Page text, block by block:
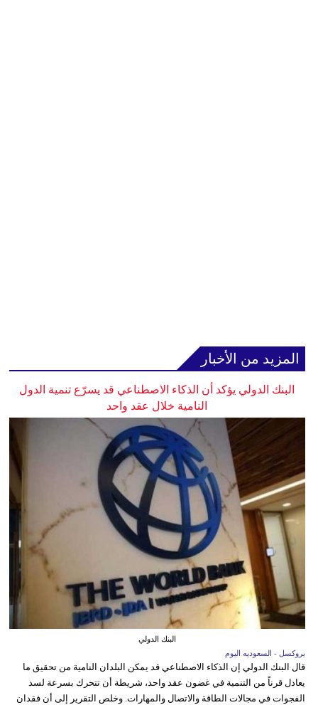
المزيد من الأخبار
البنك الدولي يؤكد أن الذكاء الاصطناعي قد يسرّع تنمية الدول
النامية خلال عقد واحد
البنك الدولي
بروكسل - السعوديه اليوم
قال البنك الدولي إن الذكاء الاصطناعي قد يمكن البلدان النامية من تحقيق ما
يعادل قرناً من التنمية في غضون عقد واحد، شريطة أن تتحرك بسرعة لسد
الفجوات في مجالات الطاقة والاتصال والمهارات. وخلص التقرير إلى أن فقدان